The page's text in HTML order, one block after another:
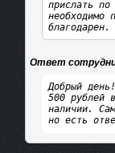
прислать
необходимо
благодарен.
Ответ
Добрый
500 рублей
наличии.
но есть